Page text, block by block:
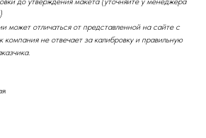
может отличаться от представленной на сайте с
не отвечает за калибровку и правильную